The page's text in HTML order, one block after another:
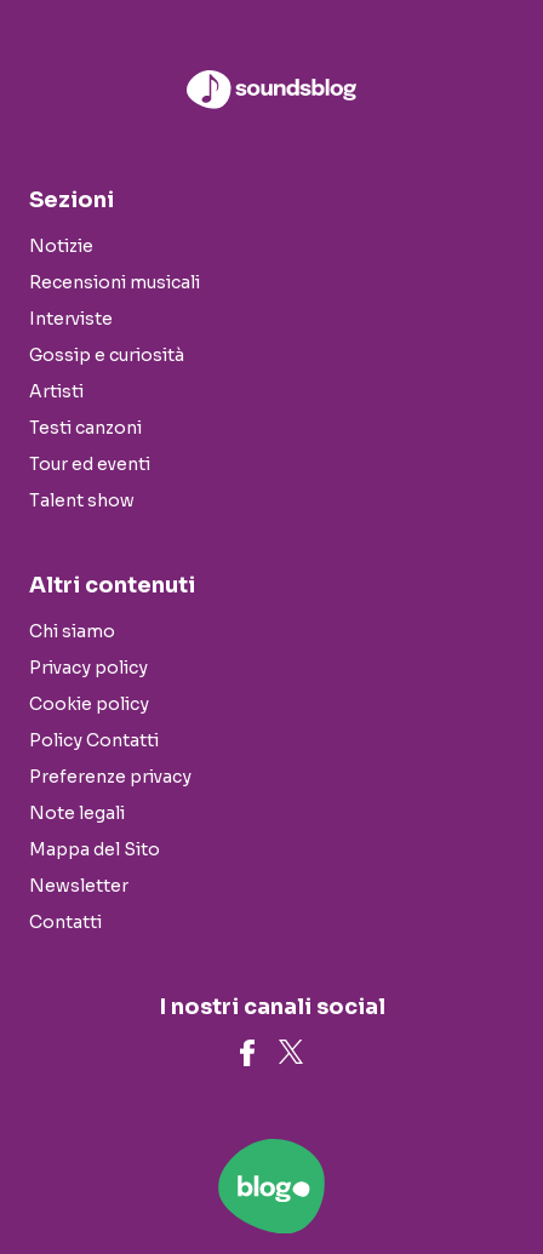
Sezioni
Notizie
Recensioni musicali
Interviste
Gossip e curiosità
Artisti
Testi canzoni
Tour ed eventi
Talent show
Altri contenuti
Chi siamo
Privacy policy
Cookie policy
Policy Contatti
Preferenze privacy
Note legali
Mappa del Sito
Newsletter
Contatti
I nostri canali social